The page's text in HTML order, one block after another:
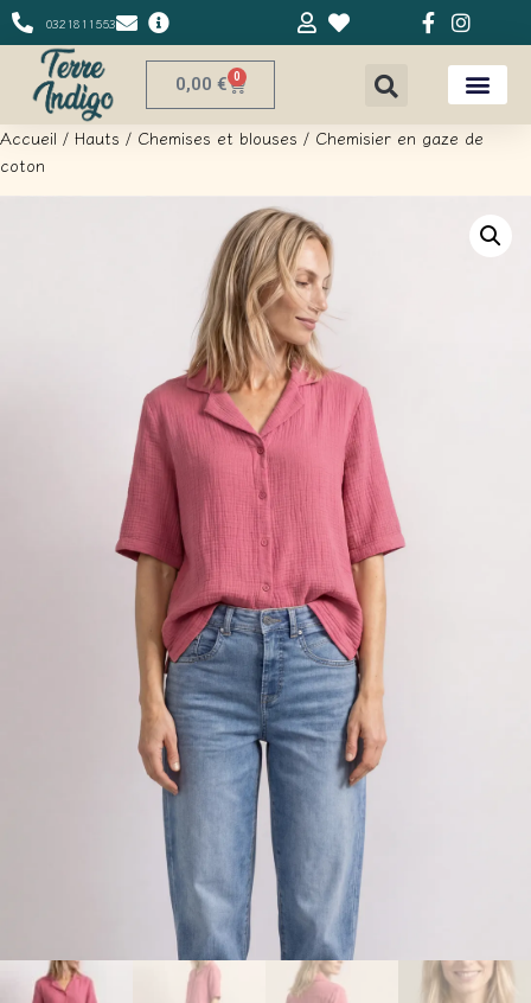
0321811553
0,00 € 0
Accueil / Hauts / Chemises et blouses / Chemisier en gaze de
coton